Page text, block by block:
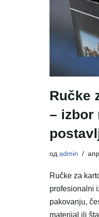
Ručke
– izbor
од admin
Ručke za
profesionalni
pakovanju,
materijal ili